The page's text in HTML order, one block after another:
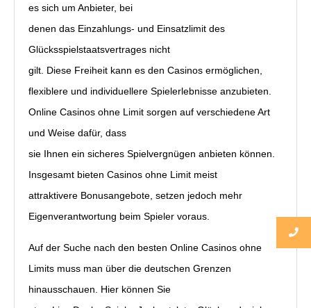
es sich um Anbieter, bei
denen das Einzahlungs- und Einsatzlimit des
Glücksspielstaatsvertrages nicht
gilt. Diese Freiheit kann es den Casinos ermöglichen,
flexiblere und individuellere Spielerlebnisse anzubieten.
Online Casinos ohne Limit sorgen auf verschiedene Art
und Weise dafür, dass
sie Ihnen ein sicheres Spielvergnügen anbieten können.
Insgesamt bieten Casinos ohne Limit meist
attraktivere Bonusangebote, setzen jedoch mehr
Eigenverantwortung beim Spieler voraus.
Auf der Suche nach den besten Online Casinos ohne
Limits muss man über die deutschen Grenzen
hinausschauen. Hier können Sie